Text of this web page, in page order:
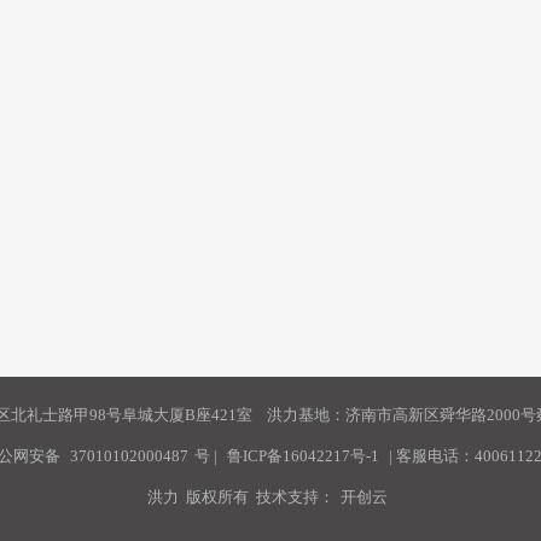
北礼士路甲98号阜城大厦B座421室 洪力基地：济南市高新区舜华路2000号
网安备 37010102000487 号 | 鲁ICP备16042217号-1 | 客服电话：
洪力 版权所有 技术支持： 开创云